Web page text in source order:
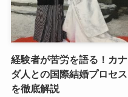
経験者が苦労を語る！カナ
ダ人との国際結婚プロセス
を徹底解説